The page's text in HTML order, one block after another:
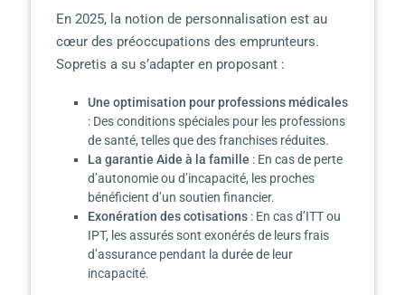
En 2025, la notion de personnalisation est au
cœur des préoccupations des emprunteurs.
Sopretis a su s’adapter en proposant :
Une optimisation pour professions médicales
: Des conditions spéciales pour les professions
de santé, telles que des franchises réduites.
La garantie Aide à la famille : En cas de perte
d’autonomie ou d’incapacité, les proches
bénéficient d’un soutien financier.
Exonération des cotisations: En cas d’ITT ou
IPT, les assurés sont exonérés de leurs frais
d’assurance pendant la durée de leur
incapacité.